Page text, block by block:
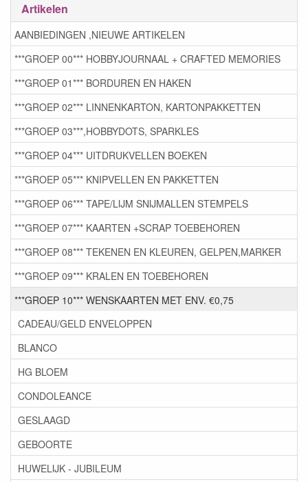
Artikelen
AANBIEDINGEN ,NIEUWE ARTIKELEN
***GROEP 00*** HOBBYJOURNAAL + CRAFTED MEMORIES
***GROEP 01*** BORDUREN EN HAKEN
***GROEP 02*** LINNENKARTON, KARTONPAKKETTEN
***GROEP 03***,HOBBYDOTS, SPARKLES
***GROEP 04*** UITDRUKVELLEN BOEKEN
***GROEP 05*** KNIPVELLEN EN PAKKETTEN
***GROEP 06*** TAPE/LIJM SNIJMALLEN STEMPELS
***GROEP 07*** KAARTEN +SCRAP TOEBEHOREN
***GROEP 08*** TEKENEN EN KLEUREN, GELPEN,MARKER
***GROEP 09*** KRALEN EN TOEBEHOREN
***GROEP 10*** WENSKAARTEN MET ENV. €0,75
CADEAU/GELD ENVELOPPEN
BLANCO
HG BLOEM
CONDOLEANCE
GESLAAGD
GEBOORTE
HUWELIJK - JUBILEUM